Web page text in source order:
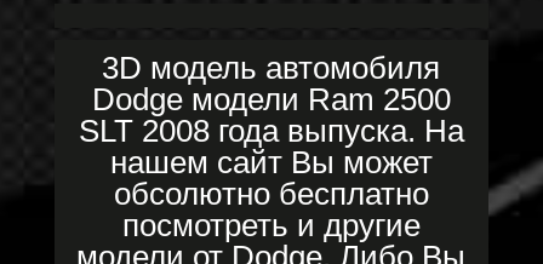
3D модель автомобиля
Dodge модели Ram 2500
SLT 2008 года выпуска. На
нашем сайт Вы может
обсолютно бесплатно
посмотреть и другие
модели от Dodge. Либо Вы